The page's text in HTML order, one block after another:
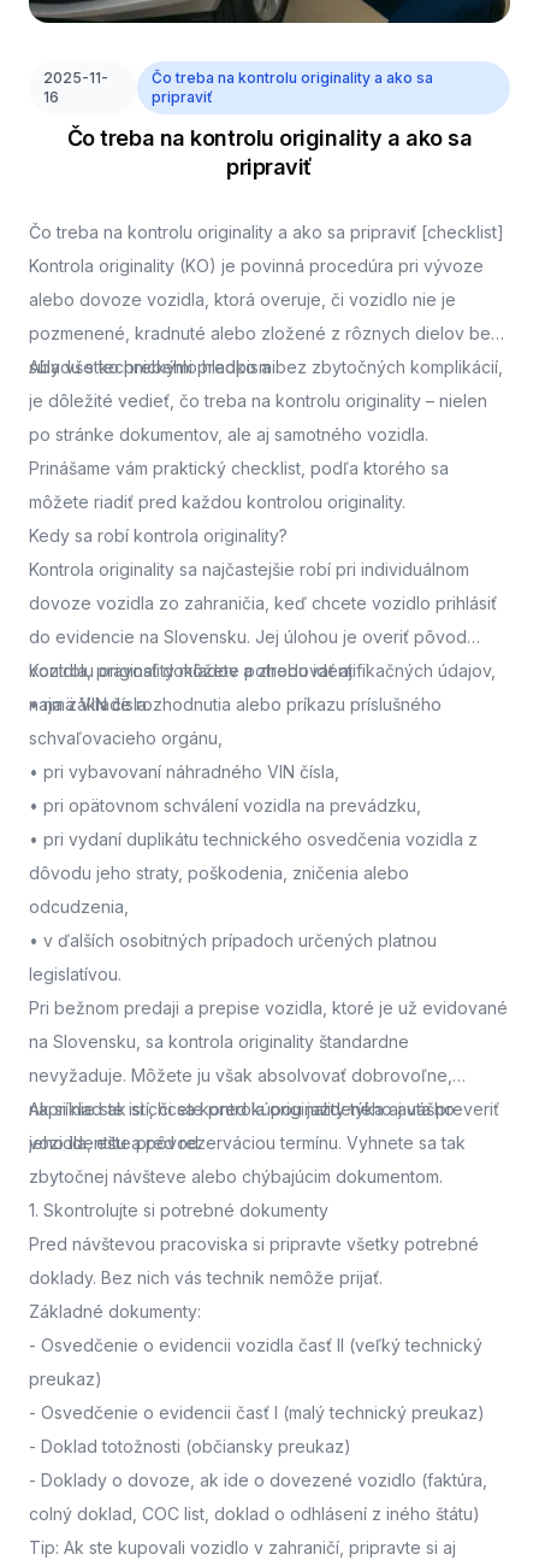
2025-11-
16
Čo treba na kontrolu originality a ako sa
pripraviť
Čo treba na kontrolu originality a ako sa
pripraviť
Čo treba na kontrolu originality a ako sa pripraviť [checklist]
Kontrola originality (KO) je povinná procedúra pri vývoze
alebo dovoze vozidla, ktorá overuje, či vozidlo nie je
pozmenené, kradnuté alebo zložené z rôznych dielov bez
súladu s technickými predpismi.
Aby všetko prebehlo hladko a bez zbytočných komplikácií,
je dôležité vedieť, čo treba na kontrolu originality – nielen
po stránke dokumentov, ale aj samotného vozidla.
Prinášame vám praktický checklist, podľa ktorého sa
môžete riadiť pred každou kontrolou originality.
Kedy sa robí kontrola originality?
Kontrola originality sa najčastejšie robí pri individuálnom
dovoze vozidla zo zahraničia, keď chcete vozidlo prihlásiť
do evidencie na Slovensku. Jej úlohou je overiť pôvod
vozidla, pravosť dokladov a zhodu identifikačných údajov,
najmä VIN čísla.
Kontrolu originality môžete potrebovať aj:
• na základe rozhodnutia alebo príkazu príslušného
schvaľovacieho orgánu,
• pri vybavovaní náhradného VIN čísla,
• pri opätovnom schválení vozidla na prevádzku,
• pri vydaní duplikátu technického osvedčenia vozidla z
dôvodu jeho straty, poškodenia, zničenia alebo
odcudzenia,
• v ďalších osobitných prípadoch určených platnou
legislatívou.
Pri bežnom predaji a prepise vozidla, ktoré je už evidované
na Slovensku, sa kontrola originality štandardne
nevyžaduje. Môžete ju však absolvovať dobrovoľne,
napríklad ak si chcete pred kúpou jazdeného auta preveriť
jeho identitu a pôvod.
Ak si nie ste istí, či sa kontrola originality týka aj vášho
vozidla,ešte pred rezerváciou termínu. Vyhnete sa tak
zbytočnej návšteve alebo chýbajúcim dokumentom.
1. Skontrolujte si potrebné dokumenty
Pred návštevou pracoviska si pripravte všetky potrebné
doklady. Bez nich vás technik nemôže prijať.
Základné dokumenty:
- Osvedčenie o evidencii vozidla časť II (veľký technický
preukaz)
- Osvedčenie o evidencii časť I (malý technický preukaz)
- Doklad totožnosti (občiansky preukaz)
- Doklady o dovoze, ak ide o dovezené vozidlo (faktúra,
colný doklad, COC list, doklad o odhlásení z iného štátu)
Tip: Ak ste kupovali vozidlo v zahraničí, pripravte si aj